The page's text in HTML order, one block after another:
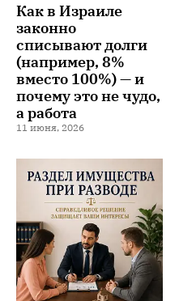
Как в Израиле
законно
списывают долги
(например, 8%
вместо 100%) — и
почему это не чудо,
а работа
11 июня, 2026